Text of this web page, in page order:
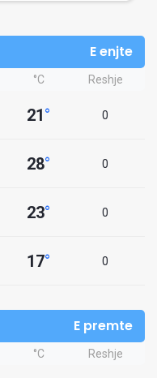
E enjte
°C Reshje
21° 0
28° 0
23° 0
17° 0
E premte
°C Reshje